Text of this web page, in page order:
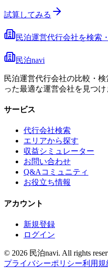
試算してみる
民泊運営代行会社を検索
民泊navi
民泊運営代行会社の比較・
った最適な運営会社を見つけ
サービス
代行会社検索
エリアから探す
収益シミュレーター
お問い合わせ
Q&Aコミュニティ
お役立ち情報
アカウント
新規登録
ログイン
© 2026 民泊navi. All rights
プライバシーポリシー利用規